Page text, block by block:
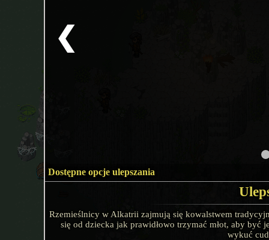
Dostępne opcje ulepszania
❮
Rzemieślnicy w Alkatrii zajmują się kowalstwem
się od dziecka jak prawidłowo trzymać młot, aby być
wykuć